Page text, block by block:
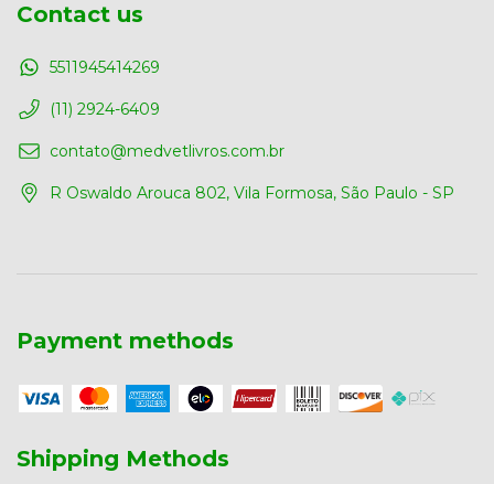
Contact us
5511945414269
(11) 2924-6409
contato@medvetlivros.com.br
R Oswaldo Arouca 802, Vila Formosa, São Paulo - SP
Payment methods
Shipping Methods